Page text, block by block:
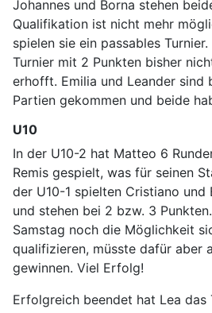
Johannes und Borna stehen
Qualifikation ist nicht mehr
spielen sie ein passables
Turnier mit 2 Punkten bisher
erhofft. Emilia und Leander sind
Partien gekommen und beide
U10
In der U10-2 hat Matteo 6
Remis gespielt, was für seinen
der U10-1 spielten Cristiano und
und stehen bei 2 bzw. 3
Samstag noch die Möglichkeit
qualifizieren, müsste dafür aber
gewinnen. Viel Erfolg!
Erfolgreich beendet hat Lea das